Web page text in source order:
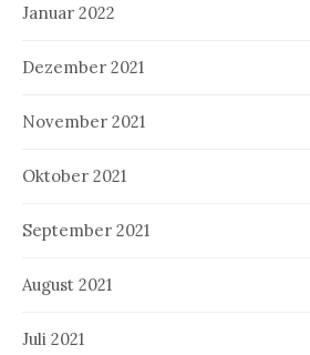
Januar 2022
Dezember 2021
November 2021
Oktober 2021
September 2021
August 2021
Juli 2021